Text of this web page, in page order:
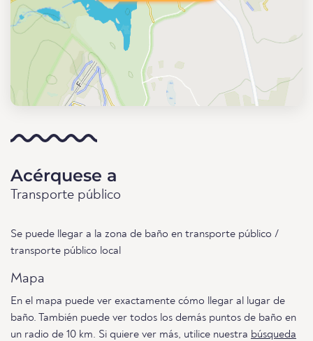
Acérquese a
Transporte público
Se puede llegar a la zona de baño en transporte público /
transporte público local
Mapa
En el mapa puede ver exactamente cómo llegar al lugar de
baño. También puede ver todos los demás puntos de baño en
un radio de 10 km. Si quiere ver más, utilice nuestra búsqueda